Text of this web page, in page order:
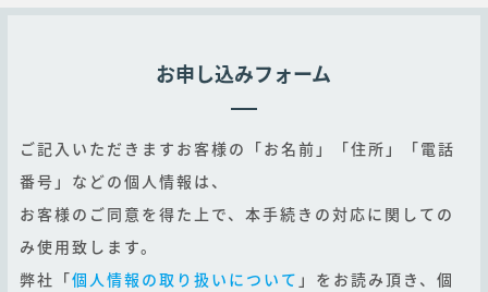
お申し込みフォーム
ご記入いただきますお客様の「お名前」「住所」「電話
番号」などの個人情報は、
お客様のご同意を得た上で、本手続きの対応に関しての
み使用致します。
弊社「個人情報の取り扱いについて 」をお読み頂き、個